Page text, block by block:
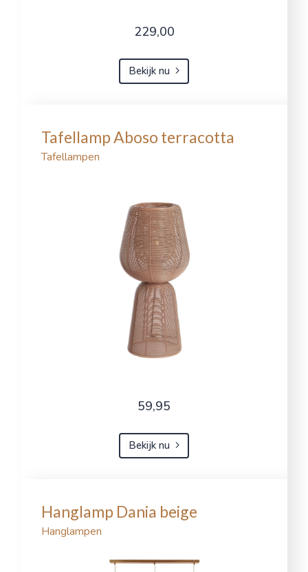
229,00
Bekijk nu
Tafellamp Aboso terracotta
Tafellampen
59,95
Bekijk nu
Hanglamp Dania beige
Hanglampen